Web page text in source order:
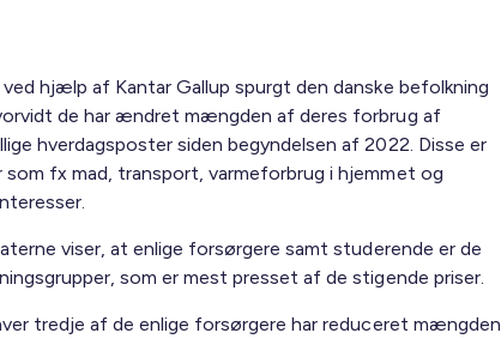
ved hjælp af Kantar Gallup spurgt den danske befolkning
de har ændret mængden af deres forbrug af
hverdagsposter siden begyndelsen af 2022. Disse er
som fx mad, transport, varmeforbrug i hjemmet og
viser, at enlige forsørgere samt studerende er de
som er mest presset af de stigende priser.
tredje af de enlige forsørgere har reduceret mængden